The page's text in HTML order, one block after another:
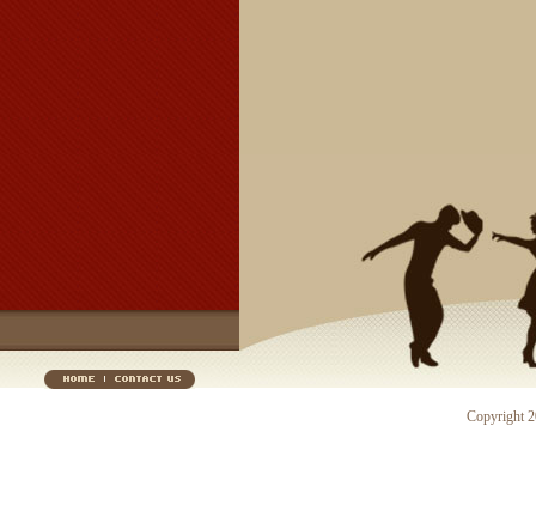
Copyright